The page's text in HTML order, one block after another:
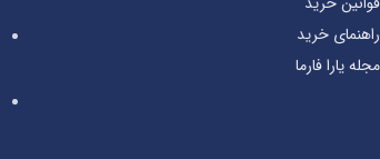
راهنمای خرید
مجله یارا فارما